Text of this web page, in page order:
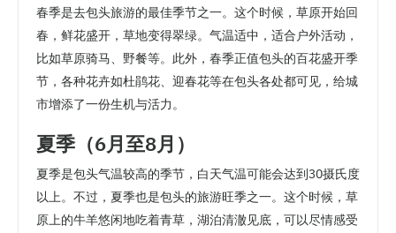
春季是去包头旅游的最佳季节之一。这个时候，草原开始回
春，鲜花盛开，草地变得翠绿。气温适中，适合户外活动，
比如草原骑马、野餐等。此外，春季正值包头的百花盛开季
节，各种花卉如杜鹃花、迎春花等在包头各处都可见，给城
市增添了一份生机与活力。
夏季（6月至8月）
夏季是包头气温较高的季节，白天气温可能会达到30摄氏度
以上。不过，夏季也是包头的旅游旺季之一。这个时候，草
原上的牛羊悠闲地吃着青草，湖泊清澈见底，可以尽情感受